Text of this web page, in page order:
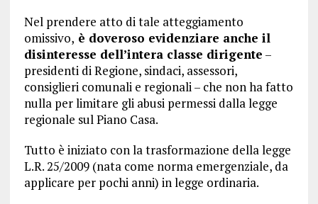
Nel prendere atto di tale atteggiamento
omissivo, è doveroso evidenziare anche il
disinteresse dell’intera classe dirigente –
presidenti di Regione, sindaci, assessori,
consiglieri comunali e regionali – che non ha fatto
nulla per limitare gli abusi permessi dalla legge
regionale sul Piano Casa.
Tutto è iniziato con la trasformazione della legge
L.R. 25/2009 (nata come norma emergenziale, da
applicare per pochi anni) in legge ordinaria.